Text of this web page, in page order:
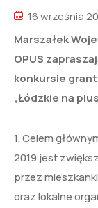
16 września
Marszałek
OPUS
konkursie
„Łódzkie na
1. Celem
2019 jest
przez
oraz lokalne